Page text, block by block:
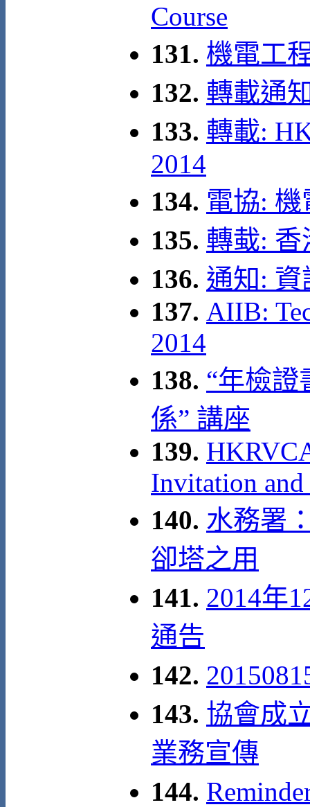
Course
131. 機電工
132. 轉載通
133. 轉載:
2014
134. 電協:
135. 轉蛓:
136. 通知: 資
137. AIIB:
2014
138. “年檢證
係” 講座
139.
Invitation and
140. 水務署
卻塔之用
141. 2014年
通告
142.
143. 協會成
業務宣傳
144.